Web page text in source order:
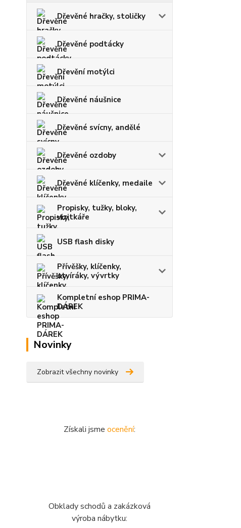
Dřevěné hračky, stoličky
Dřevěné podtácky
Dřevění motýlci
Dřevěné náušnice
Dřevěné svícny, andělé
Dřevěné ozdoby
Dřevěné klíčenky, medaile
Propisky, tužky, bloky,
vizitkáře
USB flash disky
Přívěšky, klíčenky,
otvíráky, vývrtky
Kompletní eshop PRIMA-
DÁREK
Novinky
Zobrazit všechny novinky
Získali jsme ocenění:
Obklady schodů a zakázková
výroba nábytku: